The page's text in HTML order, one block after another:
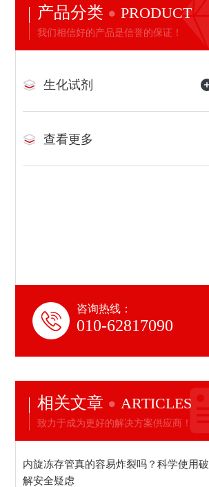
产品分类 PRODUCT
我们相信好的产品是信誉的保证！
生化试剂
查看更多
咨询热线：
010-62817090
相关文章 ARTICLES
致力于成为更好的解决方案供应商！
内旋冻存管真的容易炸裂吗？科学使用破
解安全疑虑